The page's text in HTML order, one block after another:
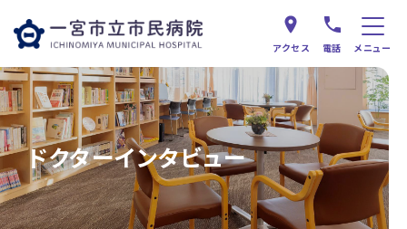
アクセス 電話 メニュー
ドクターインタビュー